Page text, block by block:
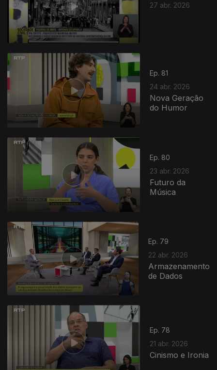
27 abr. 2026
Ep. 81
24 abr. 2026
Nova Geração
do Humor
Ep. 80
23 abr. 2026
Futuro da
Música
Ep. 79
22 abr. 2026
Armazenamento
de Dados
923969
Ep. 78
21 abr. 2026
Cinismo e Ironia